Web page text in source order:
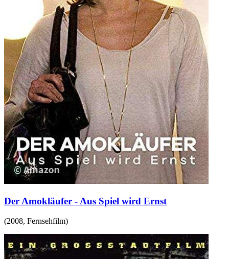
Der Amokläufer - Aus Spiel wird Ernst
(2008, Fernsehfilm)